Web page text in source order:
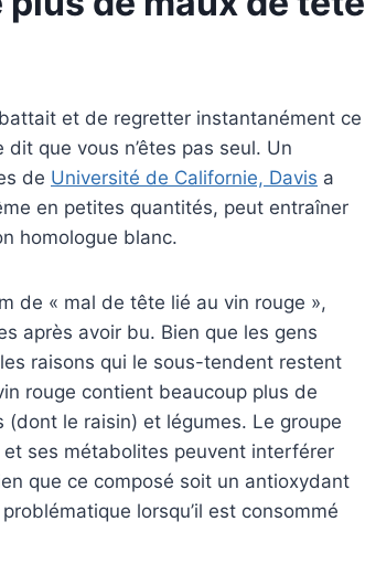
et de regretter instantanément ce
que vous n’êtes pas seul. Un
de Université de Californie, Davis a
en petites quantités, peut entraîner
homologue blanc.
de « mal de tête lié au vin rouge »,
après avoir bu. Bien que les gens
raisons qui le sous-tendent restent
rouge contient beaucoup plus de
le raisin) et légumes. Le groupe
et ses métabolites peuvent interférer
que ce composé soit un antioxydant
lorsqu’il est consommé